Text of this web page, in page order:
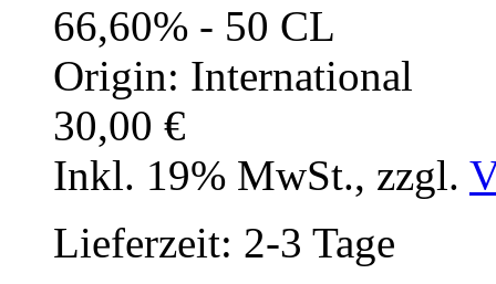
66,60% - 50 CL
Origin: International
30,00 €
Inkl. 19% MwSt., zzgl.
Lieferzeit: 2-3 Tage